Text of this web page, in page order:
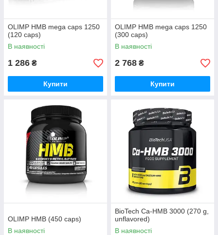
OLIMP HMB mega caps 1250
(120 caps)
В наявності
1 286 ₴
Купити
OLIMP HMB mega caps 1250
(300 caps)
В наявності
2 768 ₴
Купити
OLIMP HMB (450 caps)
В наявності
BioTech Ca-HMB 3000 (270 g,
unflavored)
В наявності